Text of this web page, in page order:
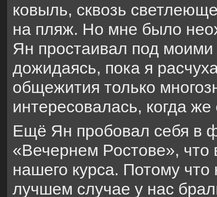
ковыль, сквозь
на пляж. Но мне было
Ян простаивал под
дожидаясь, пока я
общежития только
интересовалась, когда
Ещё Ян пробовал себя в
«Вечернем Ростове», что
нашего курса. Потому
лучшем случае у нас